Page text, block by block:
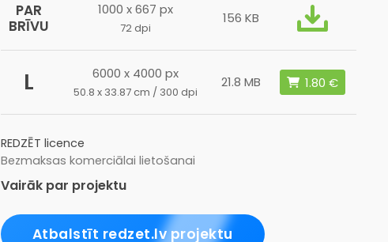
PAR
BRĪVU
1000 x 667 px
72 dpi
156 KB
L 6000 x 4000 px
50.8 x 33.87 cm / 300 dpi
21.8 MB
REDZĒT licence
Bezmaksas komerciālai lietošanai
Vairāk par projektu
Atbalstīt redzet.lv projektu